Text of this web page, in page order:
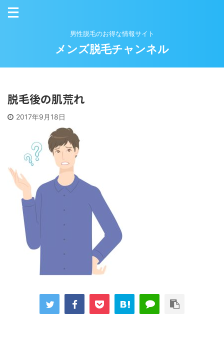
男性脱毛のお得な情報サイト
メンズ脱毛チャンネル
脱毛後の肌荒れ
2017年9月18日